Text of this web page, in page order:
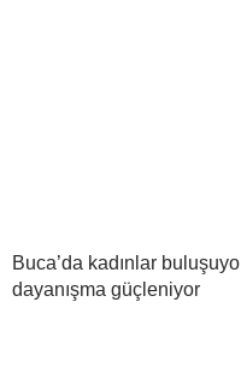
Buca’da kadınlar
dayanışma güçleniyor